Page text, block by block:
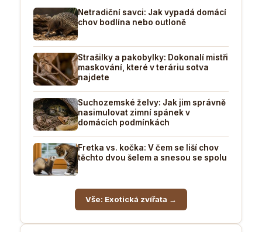
Netradiční savci: Jak vypadá domácí
chov bodlína nebo outloně
Strašilky a pakobylky: Dokonalí mistři
maskování, které v teráriu sotva
najdete
Suchozemské želvy: Jak jim správně
nasimulovat zimní spánek v
domácích podmínkách
Fretka vs. kočka: V čem se liší chov
těchto dvou šelem a snesou se spolu
Vše: Exotická zvířata →